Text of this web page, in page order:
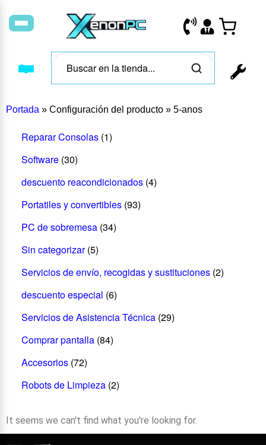
Portada » Configuración del producto » 5-anos
Reparar Consolas (1)
Software (30)
descuento reacondicionados (4)
Portatiles y convertibles (93)
PC de sobremesa (34)
Sin categorizar (5)
Servicios de envío, recogidas y sustituciones (2)
descuento especial (6)
Servicios de Asistencia Técnica (29)
Comprar pantalla (84)
Accesorios (72)
Robots de Limpieza (2)
It seems we can't find what you're looking for.